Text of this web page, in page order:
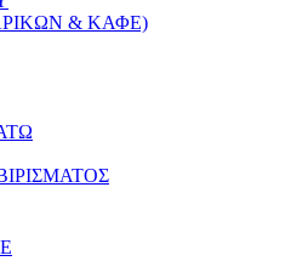
& ΚΑΦΕ)